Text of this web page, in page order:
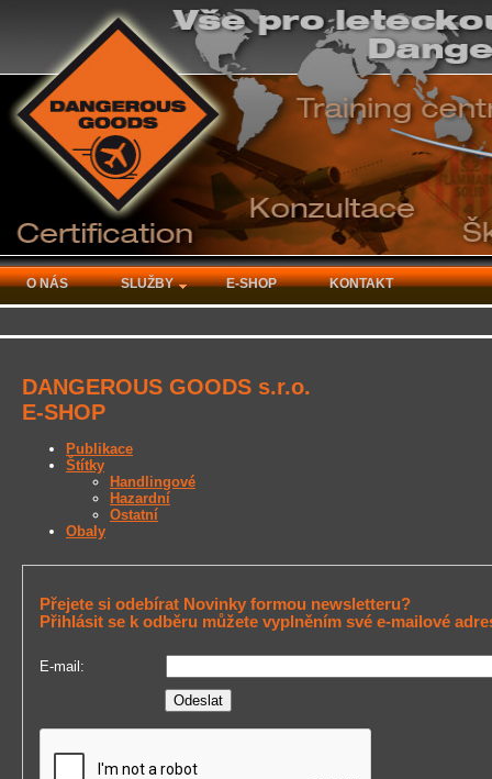
O NÁS SLUŽBY E-SHOP KONTAKT
DANGEROUS GOODS s.r.o.
E-SHOP
Publikace
Štítky
Handlingové
Hazardní
Ostatní
Obaly
Přejete si odebírat Novinky formou newsletteru?
Přihlásit se k odběru můžete vyplněním své e-mailové
E-mail: